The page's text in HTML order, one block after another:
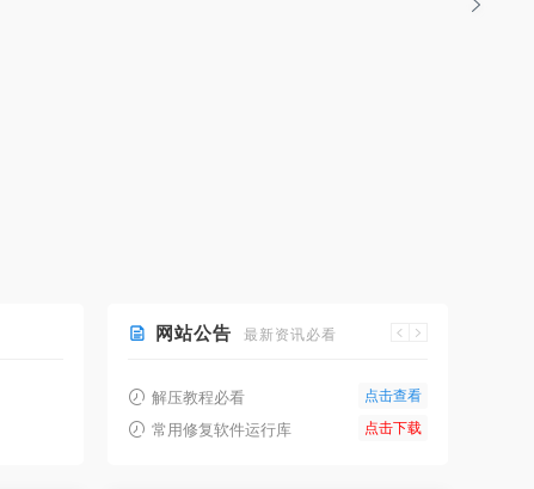
网站公告 最新资讯必看
解压教程必看 点击查看
常用修复软件运行库 点击下载